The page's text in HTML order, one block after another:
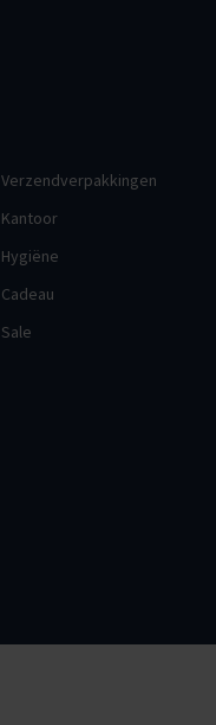
Verzendverpakkingen
Kantoor
Hygiëne
Cadeau
Sale